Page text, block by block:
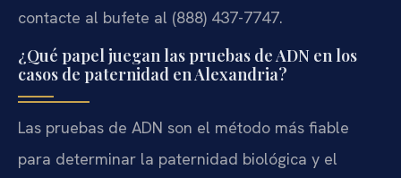
contacte al bufete al (888) 437-7747.
¿Qué papel juegan las pruebas de ADN en los
casos de paternidad en Alexandria?
Las pruebas de ADN son el método más fiable
para determinar la paternidad biológica y el